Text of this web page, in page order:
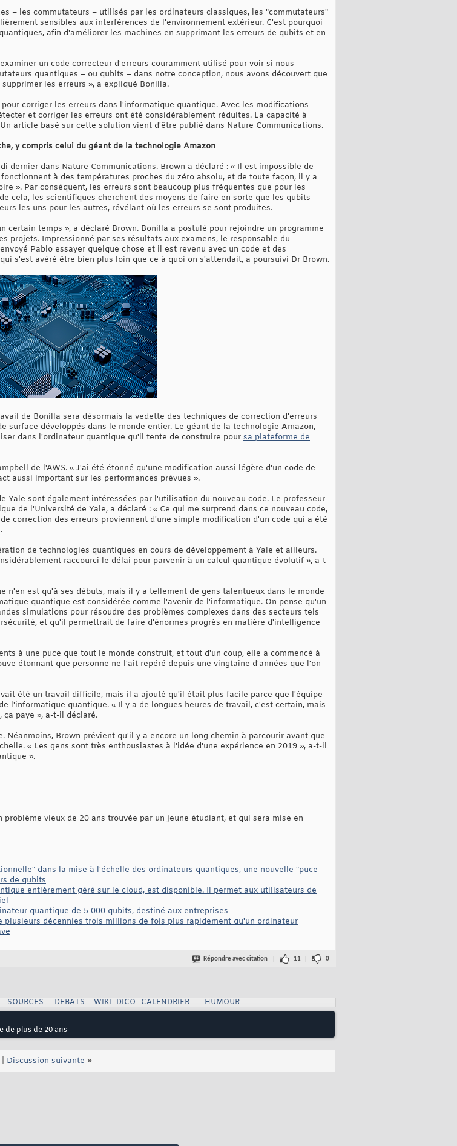
– les commutateurs – utilisés par les ordinateurs classiques, les "commutateurs"
sensibles aux interférences de l'environnement extérieur. C'est pourquoi
afin d'améliorer les machines en supprimant les erreurs de qubits et en
un code correcteur d'erreurs couramment utilisé pour voir si nous
quantiques – ou qubits – dans notre conception, nous avons découvert que
les erreurs », a expliqué Bonilla.
corriger les erreurs dans l'informatique quantique. Avec les modifications
et corriger les erreurs ont été considérablement réduites. La capacité à
article basé sur cette solution vient d'être publié dans Nature Communications.
y compris celui du géant de la technologie Amazon
dernier dans Nature Communications. Brown a déclaré : « Il est impossible de
à des températures proches du zéro absolu, et de toute façon, il y a
». Par conséquent, les erreurs sont beaucoup plus fréquentes que pour les
cela, les scientifiques cherchent des moyens de faire en sorte que les qubits
les uns pour les autres, révélant où les erreurs se sont produites.
certain temps », a déclaré Brown. Bonilla a postulé pour rejoindre un programme
projets. Impressionné par ses résultats aux examens, le responsable du
Pablo essayer quelque chose et il est revenu avec un code et des
s'est avéré être bien plus loin que ce à quoi on s'attendait, a poursuivi Dr Brown.
de Bonilla sera désormais la vedette des techniques de correction d'erreurs
surface développés dans le monde entier. Le géant de la technologie Amazon,
dans l'ordinateur quantique qu'il tente de construire pour sa plateforme de
de l'AWS. « J'ai été étonné qu'une modification aussi légère d'un code de
aussi important sur les performances prévues ».
Yale sont également intéressées par l'utilisation du nouveau code. Le professeur
de l'Université de Yale, a déclaré : « Ce qui me surprend dans ce nouveau code,
correction des erreurs proviennent d'une simple modification d'un code qui a été
de technologies quantiques en cours de développement à Yale et ailleurs.
raccourci le délai pour parvenir à un calcul quantique évolutif », a-t-
n'en est qu'à ses débuts, mais il y a tellement de gens talentueux dans le monde
quantique est considérée comme l'avenir de l'informatique. On pense qu'un
simulations pour résoudre des problèmes complexes dans des secteurs tels
et qu'il permettrait de faire d'énormes progrès en matière d'intelligence
à une puce que tout le monde construit, et tout d'un coup, elle a commencé à
étonnant que personne ne l'ait repéré depuis une vingtaine d'années que l'on
été un travail difficile, mais il a ajouté qu'il était plus facile parce que l'équipe
l'informatique quantique. « Il y a de longues heures de travail, c'est certain, mais
paye », a-t-il déclaré.
Brown prévient qu'il y a encore un long chemin à parcourir avant que
« Les gens sont très enthousiastes à l'idée d'une expérience en 2019 », a-t-il
».
vieux de 20 ans trouvée par un jeune étudiant, et qui sera mise en
dans la mise à l'échelle des ordinateurs quantiques, une nouvelle "puce
de qubits
entièrement géré sur le cloud, est disponible. Il permet aux utilisateurs de
quantique de 5 000 qubits, destiné aux entreprises
décennies trois millions de fois plus rapidement qu'un ordinateur
Répondre avec citation 11 0
SOURCES DEBATS WIKI DICO CALENDRIER
HUMOUR
plus de 20 ans
Discussion suivante »